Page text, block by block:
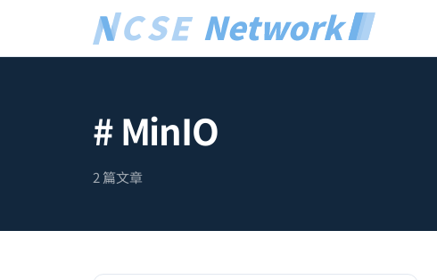
# MinIO
2 篇文章